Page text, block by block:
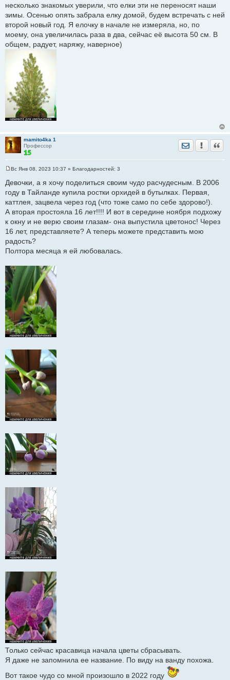
несколько знакомых уверили, что елки эти не переносят наши
зимы. Осенью опять забрала елку домой, будем встречать с ней
второй новый год. Я елочку в начале не измеряла, но, по
моему, она увеличилась раза в два, сейчас её высота 50 см. В
общем, радует, наряжу, наверное)
mamito4ka 1
Профессор
Отправить
о
б
щ
е
н
е
Вс Янв 08, 2023 10:37 » Благодарностей: 3
Девочки, а я хочу поделиться своим чудо расчудесным. В 2006
году в Тайланде купила ростки орхидей в бутылках. Первая,
каттлея, зацвела через год (что тоже само по себе здорово!).
А вторая простояла 16 лет!!!! И вот в середине ноября подхожу
к окну и не верю своим глазам- она выпустила цветонос! Через
16 лет, представляете? А теперь можете представить мою
радость?
Полтора месяца я ей любовалась.
Только сейчас красавица начала цветы сбрасывать.
Я даже не запомнила ее название. По виду на ванду похожа.
Вот такое чудо со мной произошло в 2022 году